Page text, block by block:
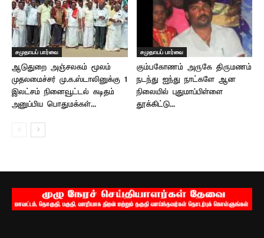
சமுதாயப் பார்வை
ஆடுதுறை அஞ்சலகம் மூலம்
முதலமைச்சர் மு.க.ஸ்டாலினுக்கு 1
இலட்சம் நினைவூட்டல் கடிதம்
அனுப்பிய பொதுமக்கள்...
சமுதாயப் பார்வை
கும்பகோணம் அருகே திருமணம்
நடந்து ஐந்து நாட்களே ஆன
நிலையில் புதுமாப்பிள்ளை
தூக்கிட்டு...